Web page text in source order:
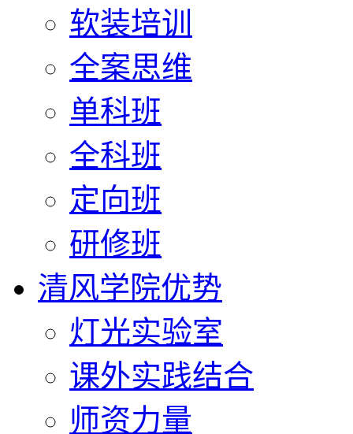
软装培训
全案思维
单科班
全科班
定向班
研修班
清风学院优势
灯光实验室
课外实践结合
师资力量